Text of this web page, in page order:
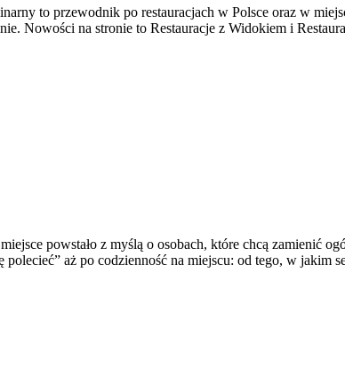
to przewodnik po restauracjach w Polsce oraz w
Nowości na stronie to Restauracje z Widokiem i
powstało z myślą o osobach, które chcą zamienić
aż po codzienność na miejscu: od tego, w jakim